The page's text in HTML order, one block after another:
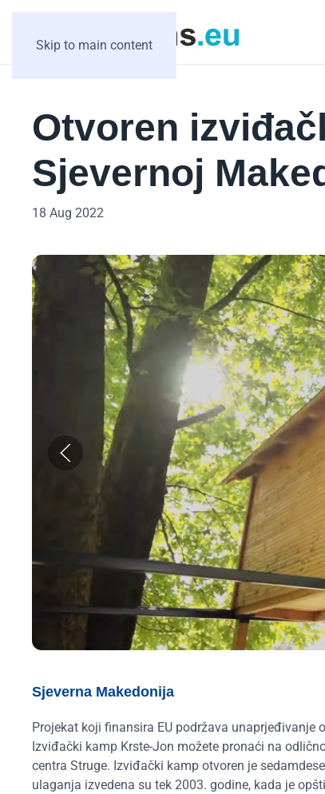
Skip to main content
Otvoren
Sjevernoj
18 Aug 2022
Sjeverna Makedonija
Projekat koji finansira EU podržava
Izviđački kamp Krste-Jon možete pronaći na
centra Struge. Izviđački kamp otvoren je
ulaganja izvedena su tek 2003. godine, kada je